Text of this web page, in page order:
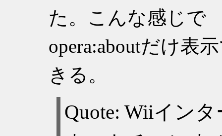
た。 こんな感じで
opera:aboutだけ表
きる。